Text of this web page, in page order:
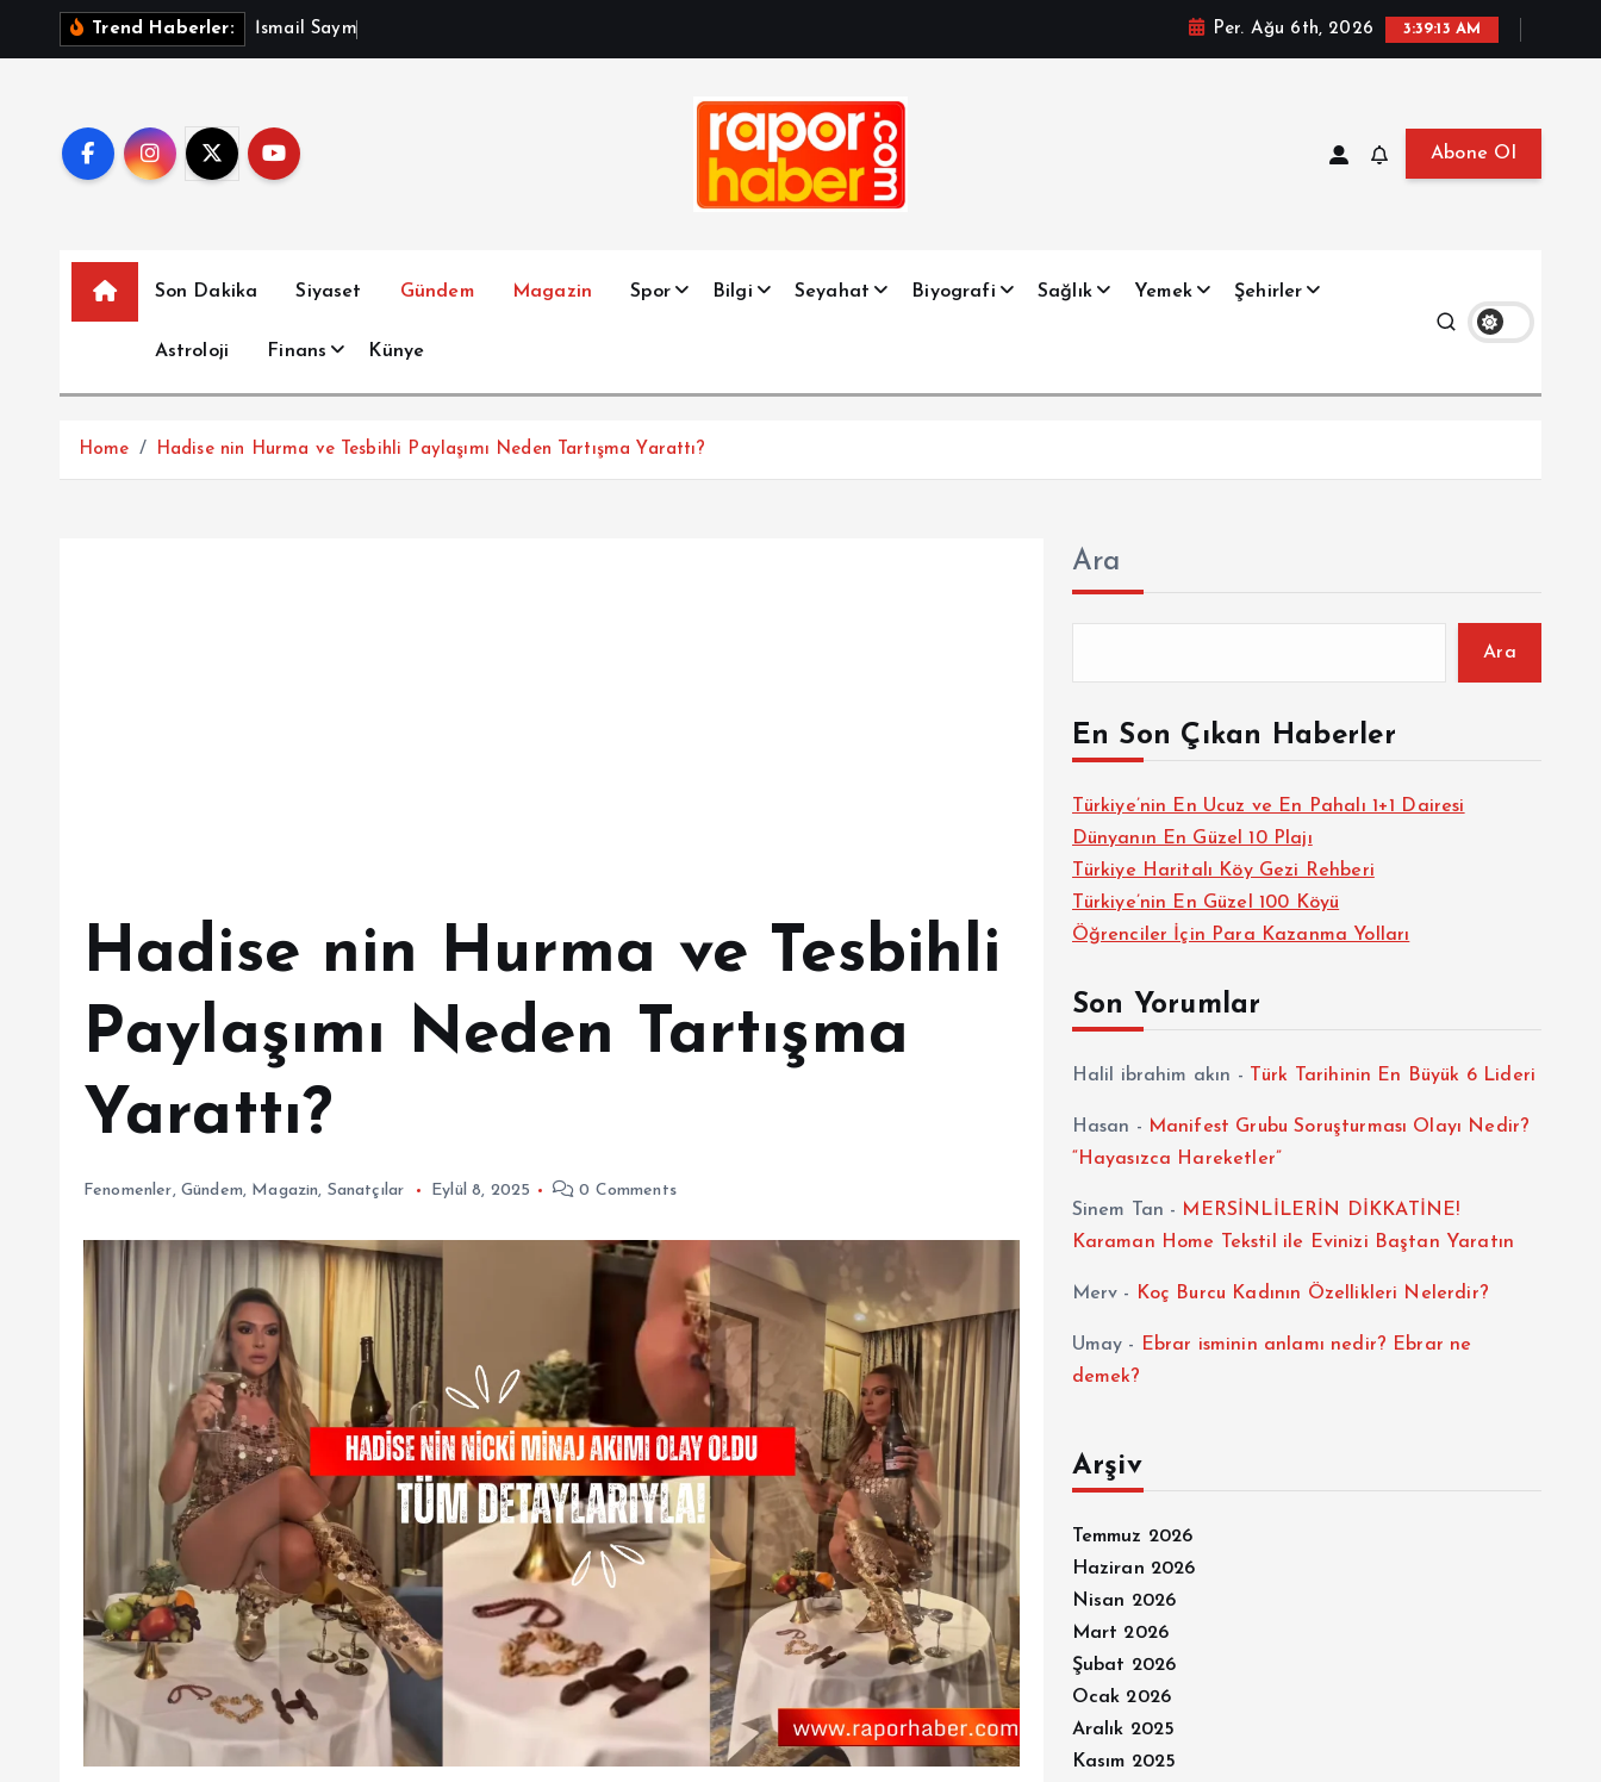
Trend Haberler: sma i Say m Per. Ağu 6th, 2026 3:39:14 AM
Abone Ol
Son Dakika Siyaset Gündem Magazin Spor Bilgi Seyahat Biyografi Sağlık Yemek Şehirler
Astroloji Finans Künye
Home Hadise nin Hurma ve Tesbihli Paylaşımı Neden Tartışma Yarattı?
Hadise nin Hurma ve Tesbihli
Paylaşımı Neden Tartışma
Yarattı?
Fenomenler, Gündem, Magazin, Sanatçılar Eylül 8, 2025 0 Comments
Ara
Ara
En Son Çıkan Haberler
Türkiye’nin En Ucuz ve En Pahalı 1+1 Dairesi
Dünyanın En Güzel 10 Plajı
Türkiye Haritalı Köy Gezi Rehberi
Türkiye’nin En Güzel 100 Köyü
Öğrenciler İçin Para Kazanma Yolları
Son Yorumlar
Halil ibrahim akın - Türk Tarihinin En Büyük 6 Lideri
Hasan - Manifest Grubu Soruşturması Olayı Nedir?
“Hayasızca Hareketler”
Sinem Tan - MERSİNLİLERİN DİKKATİNE!
Karaman Home Tekstil ile Evinizi Baştan Yaratın
Merv - Koç Burcu Kadının Özellikleri Nelerdir?
Umay -
Ebrar isminin anlamı nedir? Ebrar ne
demek?
Arşiv
Temmuz 2026
Haziran 2026
Nisan 2026
Mart 2026
Şubat 2026
Ocak 2026
Aralık 2025
Kasım 2025